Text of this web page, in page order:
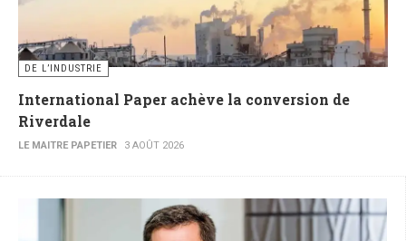
DE L’INDUSTRIE
International Paper achève la conversion de
Riverdale
LE MAITRE PAPETIER 3 AOÛT 2026